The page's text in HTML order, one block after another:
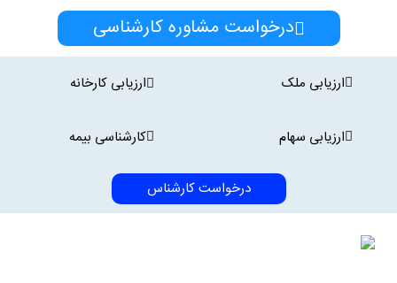
درخواست مشاوره کارشناسی
ارزیابی ملک ارزیابی کارخانه
ارزیابی سهام کارشناسی بیمه
درخواست کارشناس